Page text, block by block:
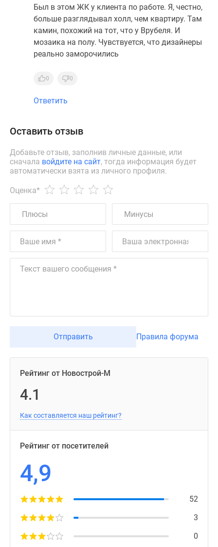
Был в этом ЖК у клиента по работе. Я, честно,
больше разглядывал холл, чем квартиру. Там
камин, похожий на тот, что у Врубеля. И
мозаика на полу. Чувствуется, что дизайнеры
реально заморочились
0 0
Ответить
Оставить отзыв
Добавьте отзыв, заполнив личные данные, или
сначала войдите на сайт, тогда информация будет
автоматически взята из личного профиля.
Оценка*
Отправить Правила форума
Рейтинг от Новострой-М
4.1
Как составляется наш рейтинг?
Рейтинг от посетителей
4,9
52
3
0